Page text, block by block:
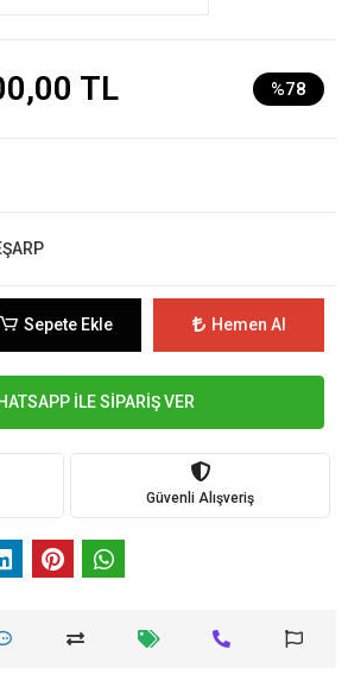
TL %78
Sepete Ekle Hemen Al
İLE SİPARİŞ VER
Güvenli Alışveriş